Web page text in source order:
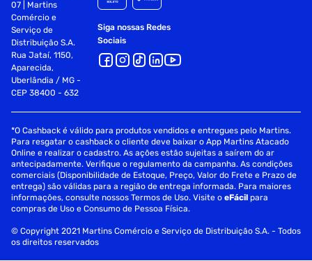
07 | Martins
Comércio e
Serviço de
Distribuição S.A.
Rua Jataí, 1150,
Aparecida,
Uberlândia / MG -
CEP 38400 - 632
Siga nossas Redes
Sociais
*O Cashback é válido para produtos vendidos e entregues pelo Martins.
Para resgatar o cashback o cliente deve baixar o App Martins Atacado
Online e realizar o cadastro. As ações estão sujeitas a saírem do ar
antecipadamente. Verifique o regulamento da campanha. As condições
comerciais (Disponibilidade de Estoque, Preço, Valor do Frete e Prazo de
entrega) são válidas para a região de entrega informada. Para maiores
informações, consulte nossos Termos de Uso. Visite oeFácil para
compras de Uso e Consumo de Pessoa Física.
© Copyright 2021 Martins Comércio e Serviço de Distribuição S.A. - Todos
os direitos reservados